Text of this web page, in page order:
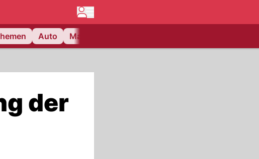
Auto Matchcenter
der